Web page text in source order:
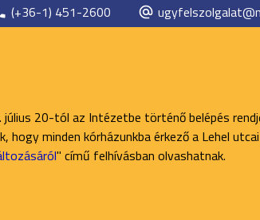
(+36-1) 451-2600
20-tól az Intézetbe történő belépés
minden kórházunkba érkező a Lehel
" című felhívásban olvashatnak.